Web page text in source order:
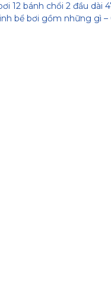
12 bánh chổi 2 đầu dài
bể bơi gồm những gì